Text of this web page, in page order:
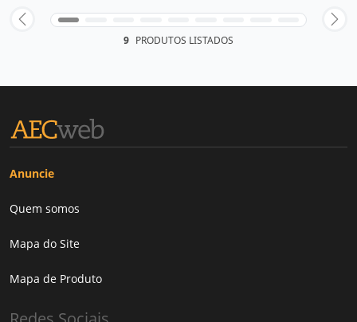
9 PRODUTOS LISTADOS
Anuncie
Quem somos
Mapa do Site
Mapa de Produto